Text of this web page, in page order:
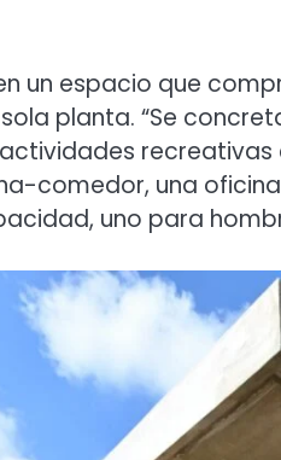
un espacio que
planta. “Se
comedor, una
uno para